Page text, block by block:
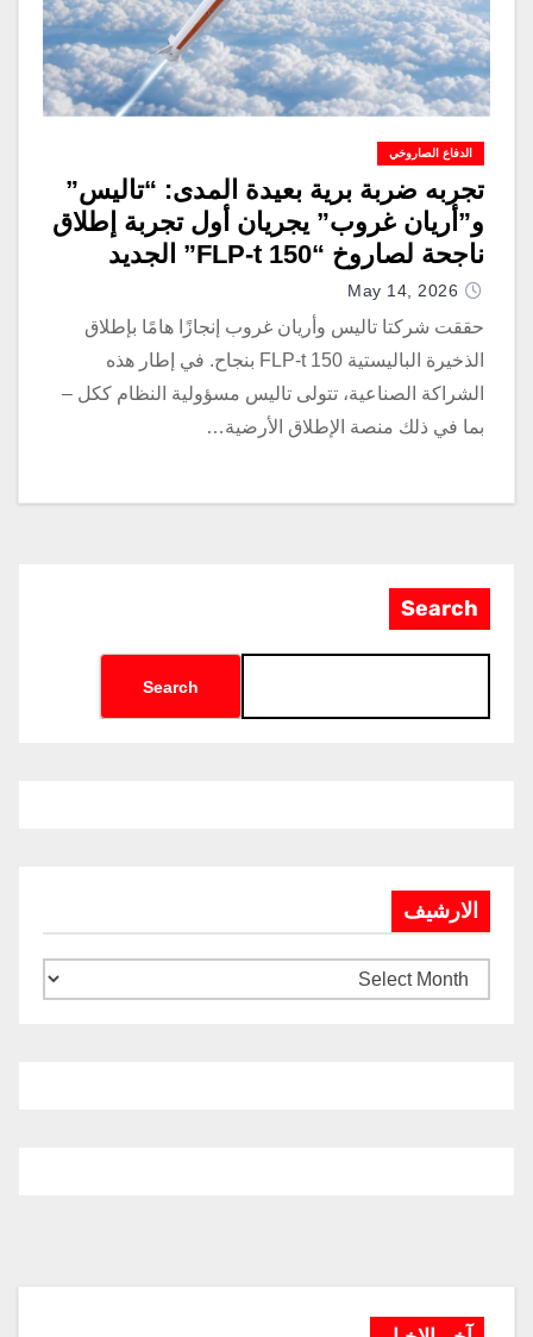
الدفاع الصاروخي
تجربه ضربة برية بعيدة المدى: “تاليس”
و”أريان غروب” يجريان أول تجربة إطلاق
ناجحة لصاروخ “FLP-t 150” الجديد
May 14, 2026
حققت شركتا تاليس وأريان غروب إنجازًا هامًا بإطلاق
الذخيرة الباليستية FLP-t 150 بنجاح. في إطار هذه
الشراكة الصناعية، تتولى تاليس مسؤولية النظام ككل –
بما في ذلك منصة الإطلاق الأرضية…
Search
Search
الارشيف